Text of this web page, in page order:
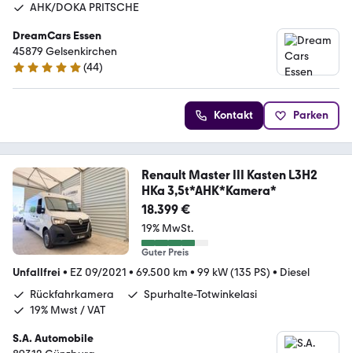
AHK/DOKA PRITSCHE
DreamCars Essen
45879 Gelsenkirchen
4.9 Sterne
(44)
Kontakt Parken
Renault Master III Kasten L3H2
HKa 3,5t*AHK*Kamera*
18.399 €
19% MwSt.
Guter Preis
Unfallfrei • EZ 09/2021 • 69.500 km • 99 kW (135 PS) • Diesel
Rückfahrkamera
Spurhalte-Totwinkelasi
19% Mwst / VAT
S.A. Automobile